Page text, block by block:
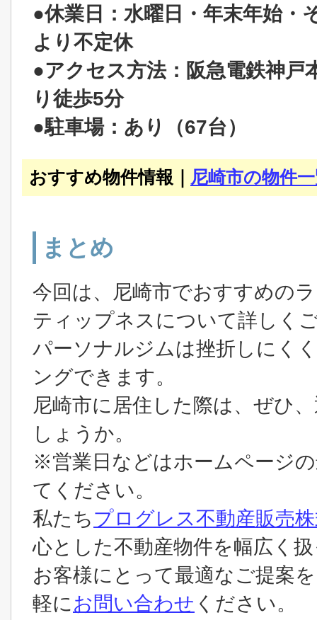
●休業日：水曜日・年末年始・
より不定休
●アクセス方法：阪急電鉄神戸
り徒歩5分
●駐車場：あり（67台）
おすすめ物件情報｜ 尼崎市の物件
まとめ
今回は、尼崎市でおすすめの
ティップネスについて詳しく
パーソナルジムは挫折しにく
ングできます。
尼崎市に居住した際は、ぜひ
しょうか。
※営業日などはホームページ
てください。
私たちプログレス不動産販売
心とした不動産物件を幅広く
お客様にとって最適なご提案
軽にお問い合わせ ください。